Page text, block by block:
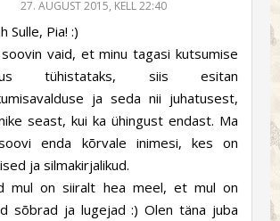
27. AUGUST 2015, KELL 22:40
Sulle, Pia! :)
vaid, et minu tagasi kutsumise
tühistataks, siis esitan
ja seda nii juhatusest,
seast, kui ka ühingust endast. Ma
enda kõrvale inimesi, kes on
ja silmakirjalikud.
mul on siiralt hea meel, et mul on
sõbrad ja lugejad :) Olen täna juba